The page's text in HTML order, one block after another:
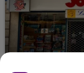
LE MAGASIN